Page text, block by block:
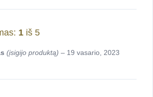
1 iš 5
(įsigijo produktą) – 19 vasario, 2023